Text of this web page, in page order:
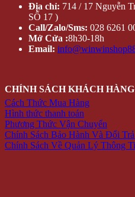
Địa chỉ: 714 / 17 Nguyễn
SỐ 17 )
Call/Zalo/Sms: 028 6261
Mở Cửa :8h30-18h
Email:
CHÍNH SÁCH KHÁCH HÀNG
Cách Thức Mua Hàng
Hình thức thanh toán
Phương Thức Vận Chuyển
Chính Sách Bảo Hành Và Đổi
Chính Sách Về Quản Lý Thông